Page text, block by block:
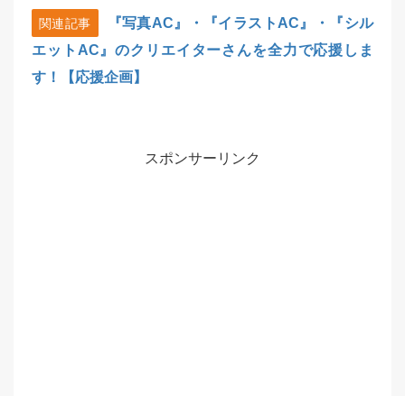
関連記事
『写真AC』・『イラストAC』・『シル
エットAC』のクリエイターさんを全力で応援しま
す！【応援企画】
スポンサーリンク